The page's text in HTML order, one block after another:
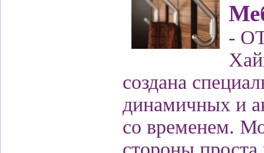
-
создана
динамичных и
со временем.